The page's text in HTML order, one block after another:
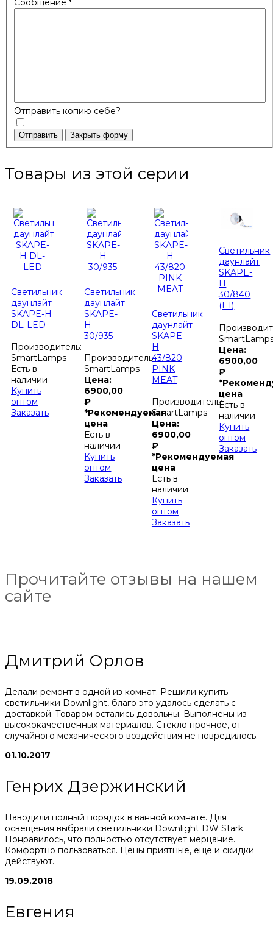
Сообщение *
Отправить копию себе?
Отправить Закрыть форму
Товары из этой серии
Светильник
даунлайт
SKAPE-H
DL-LED
Производитель:
SmartLamps
Есть в
наличии
Купить
оптом
Заказать
Светильник
даунлайт
SKAPE-
H
30/935
Производитель:
SmartLamps
Цена:
6900,00
₽
*Рекомендуемая
цена
Есть в
наличии
Купить
оптом
Заказать
Светильник
даунлайт
SKAPE-
H
43/820
PINK
MEAT
Производитель:
SmartLamps
Цена:
6900,00
₽
*Рекомендуемая
цена
Есть в
наличии
Купить
оптом
Заказать
Светильник
даунлайт
SKAPE-
H
30/840
(E1)
Цена:
6900,00
₽
цена
Есть в
наличии
Купить
оптом
Заказать
Прочитайте отзывы на нашем
сайте
Дмитрий Орлов
Делали ремонт в одной из комнат. Решили купить
светильники Downlight, благо это удалось сделать с
доставкой. Товаром остались довольны. Выполнены из
высококачественных материалов. Стекло прочное, от
случайного механического воздействия не повредилось.
01.10.2017
Генрих Дзержинский
Наводили полный порядок в ванной комнате. Для
освещения выбрали светильники Downlight DW Stark.
Понравилось, что полностью отсутствует мерцание.
Комфортно пользоваться. Цены приятные, еще и скидки
действуют.
19.09.2018
Евгения